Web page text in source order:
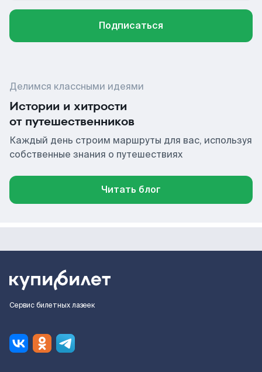
Подписаться
Делимся классными идеями
Истории и хитрости
от путешественников
Каждый день строим маршруты для вас, используя
собственные знания о путешествиях
Читать блог
Сервис билетных лазеек